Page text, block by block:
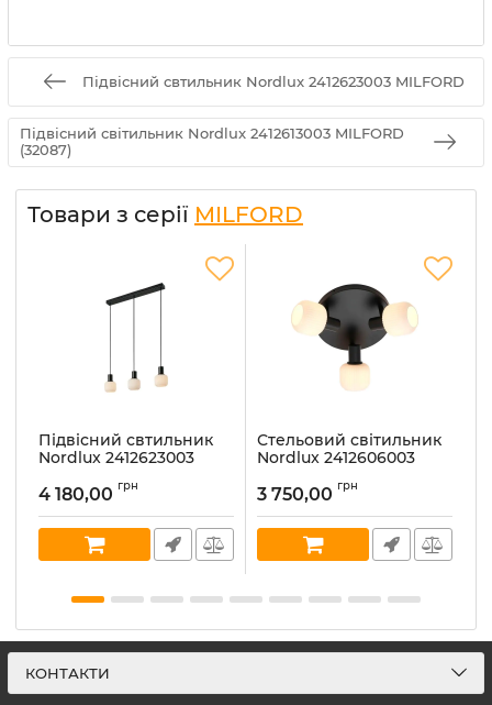
Підвісний свтильник Nordlux 2412623003 MILFORD
Підвісний світильник Nordlux 2412613003 MILFORD
(32087)
Товари з серії MILFORD
Підвісний свтильник
Nordlux 2412623003
Артикул:2412623003
В наявності:2
4 180,00 грн
Стельовий світильник
Nordlux 2412606003
Артикул:2412606003
В наявності:4
3 750,00 грн
КОНТАКТИ